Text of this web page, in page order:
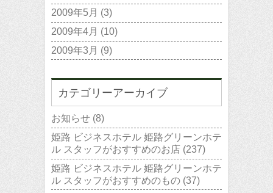
2009年5月 (3)
2009年4月 (10)
2009年3月 (9)
カテゴリーアーカイブ
お知らせ (8)
姫路 ビジネスホテル 姫路グリーンホテ
ル スタッフがおすすめのお店 (237)
姫路 ビジネスホテル 姫路グリーンホテ
ル スタッフがおすすめのもの (37)